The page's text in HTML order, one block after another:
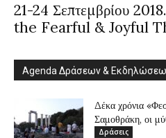
21-24 Σεπτεμβρίου
the Fearful & Joyful
Agenda Δράσεων &
Δέκα χρόνια
Σαμοθράκη, οι
Δράσεις